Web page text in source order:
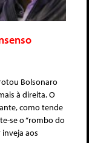
Bolsonaro
à direita. O
como tende
se o “rombo do
aos